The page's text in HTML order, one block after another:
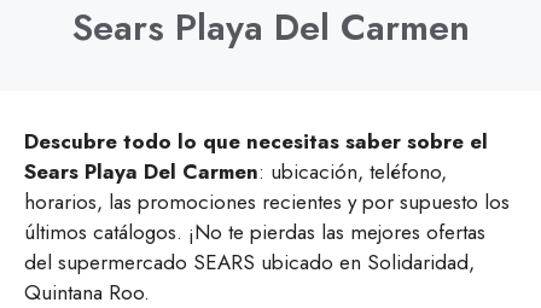
Sears Playa Del Carmen
Descubre todo lo que necesitas saber sobre el
Sears Playa Del Carmen: ubicación, teléfono,
horarios, las promociones recientes y por supuesto los
últimos catálogos. ¡No te pierdas las mejores ofertas
del supermercado SEARS ubicado en Solidaridad,
Quintana Roo.